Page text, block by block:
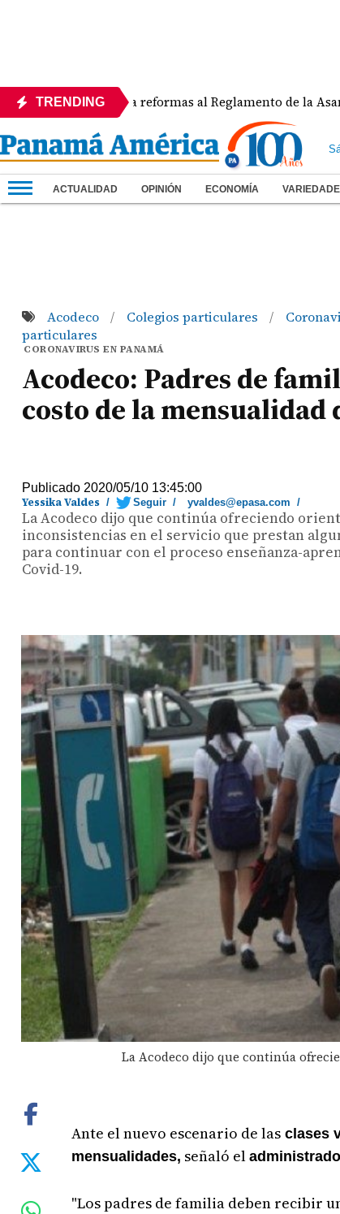
TRENDING
APEDE rechaza reformas al Reglamento de la Asamblea
ACTUALIDAD OPINIÓN ECONOMÍA
Acodeco / Colegios particulares /
particulares
CORONAVIRUS EN PANAMÁ
Acodeco: Padres de
costo de la
Publicado 2020/05/10 13:45:00
Yessika Valdes / Seguir / yvaldes@epasa.com /
La Acodeco dijo que continúa ofreciendo
inconsistencias en el servicio que prestan
para continuar con el proceso enseñanza-
Covid-19.
La Acodeco dijo que continúa
Ante el nuevo escenario de las clases
mensualidades, señaló el
"Los padres de familia deben recibir